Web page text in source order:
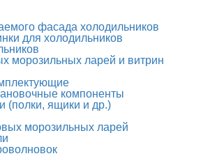
фасада холодильников
для холодильников
морозильных ларей и витрин
компоненты
(полки, ящики и др.)
морозильных ларей